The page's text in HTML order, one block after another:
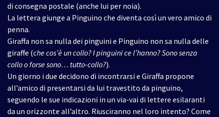
di consegna postale (anche lui per noia).
La lettera giunge a Pinguino che diventa così un vero amico di
penna.
Giraffa non sa nulla dei pinguini e Pinguino non sa nulla delle
giraffe (che cos’è un collo? I pinguini ce l’hanno? Sono senza
collo o forse sono… tutto-collo?).
Un giorno i due decidono di incontrarsi e Giraffa propone
all’amico di presentarsi da lui travestito da pinguino,
seguendo le sue indicazioni in un via-vai di lettere esilaranti
da un orizzonte all’altro. Riusciranno nel loro intento? Come